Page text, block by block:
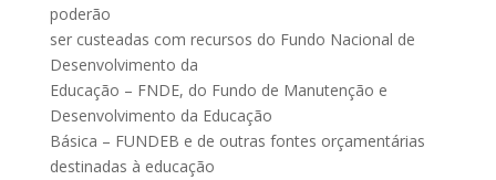
poderão
ser custeadas com recursos do Fundo Nacional de
Desenvolvimento da
Educação – FNDE, do Fundo de Manutenção e
Desenvolvimento da Educação
Básica – FUNDEB e de outras fontes orçamentárias
destinadas à educação